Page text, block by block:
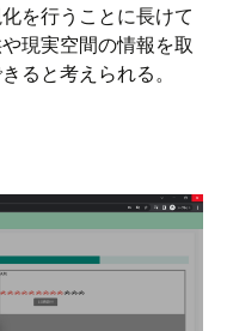
を行うことに長けて
現実空間の情報を取
ると考えられる。